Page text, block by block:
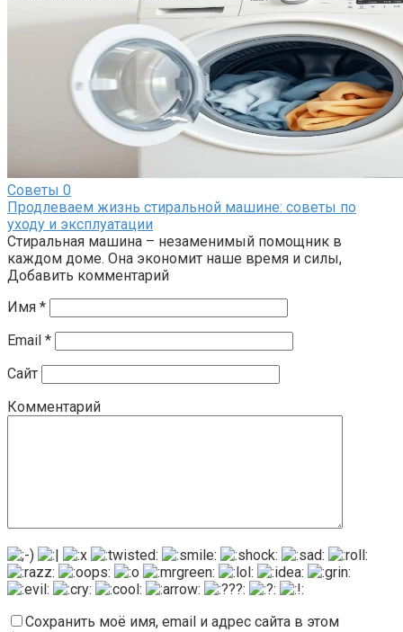
Советы 0
Продлеваем жизнь стиральной машине: советы по
уходу и эксплуатации
Стиральная машина – незаменимый помощник в
каждом доме. Она экономит наше время и силы,
Добавить комментарий
Имя *
Email *
Сайт
Комментарий
Сохранить моё имя, email и адрес сайта в этом